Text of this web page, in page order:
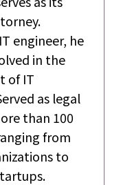
engineer, he
in the
of IT
as legal
than 100
from
to